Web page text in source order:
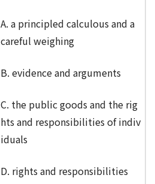
A. a principled calculous and a
careful weighing
B. evidence and arguments
C. the public goods and the rig
hts and responsibilities of indiv
iduals
D. rights and responsibilities